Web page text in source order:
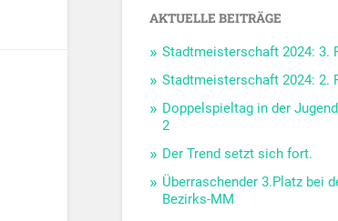
AKTUELLE BEITRÄGE
Stadtmeisterschaft 2024: 3.
Stadtmeisterschaft 2024: 2.
Doppelspieltag in der
2
Der Trend setzt sich fort.
Überraschender 3.Platz bei
Bezirks-MM